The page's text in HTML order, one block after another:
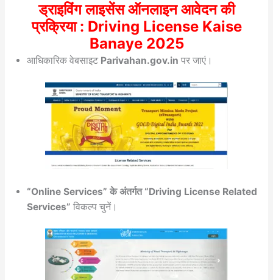
ड्राइविंग लाइसेंस ऑनलाइन आवेदन की
प्रक्रिया : Driving License Kaise
Banaye 2025
आधिकारिक वेबसाइट Parivahan.gov.in पर जाएं।
“Online Services” के अंतर्गत “Driving License Related
Services” विकल्प चुनें।